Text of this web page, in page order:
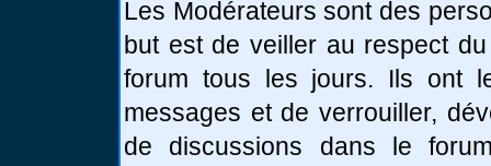
Les Modérateurs sont des
but est de veiller au respect
forum tous les jours. Ils ont
messages et de verrouiller,
de discussions dans le